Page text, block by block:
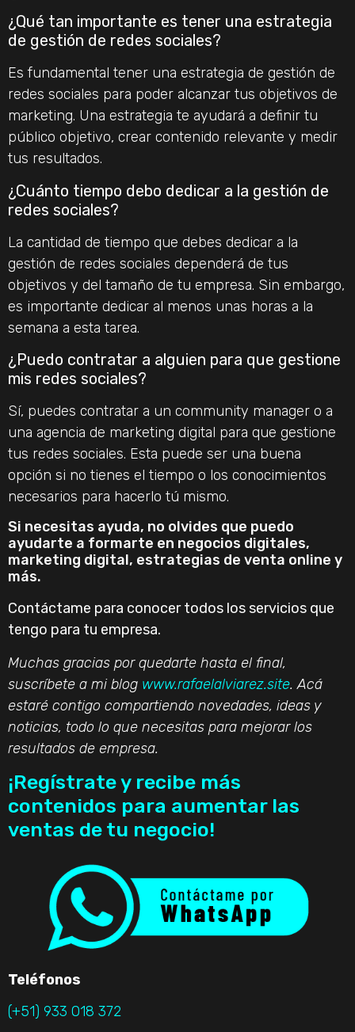
¿Qué tan importante es tener una estrategia
de gestión de redes sociales?
Es fundamental tener una estrategia de gestión de
redes sociales para poder alcanzar tus objetivos de
marketing. Una estrategia te ayudará a definir tu
público objetivo, crear contenido relevante y medir
tus resultados.
¿Cuánto tiempo debo dedicar a la gestión de
redes sociales?
La cantidad de tiempo que debes dedicar a la
gestión de redes sociales dependerá de tus
objetivos y del tamaño de tu empresa. Sin embargo,
es importante dedicar al menos unas horas a la
semana a esta tarea.
¿Puedo contratar a alguien para que gestione
mis redes sociales?
Sí, puedes contratar a un community manager o a
una agencia de marketing digital para que gestione
tus redes sociales. Esta puede ser una buena
opción si no tienes el tiempo o los conocimientos
necesarios para hacerlo tú mismo.
Si necesitas ayuda, no olvides que puedo
ayudarte a formarte en negocios digitales,
marketing digital, estrategias de venta online y
más.
Contáctame para conocer todos los servicios que
tengo para tu empresa.
Muchas gracias por quedarte hasta el final,
suscríbete a mi blog www.rafaelalviarez.site. Acá
estaré contigo compartiendo novedades, ideas y
noticias, todo lo que necesitas para mejorar los
resultados de empresa.
¡Regístrate y recibe más
contenidos para aumentar las
ventas de tu negocio!
Teléfonos
(+51) 933 018 372